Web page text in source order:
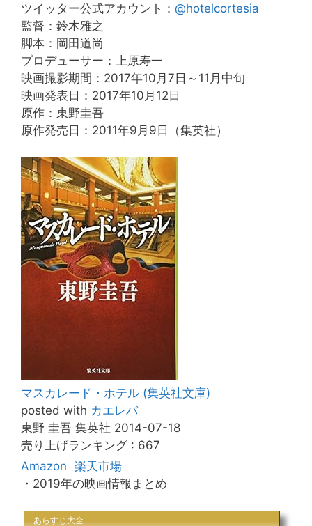
ツイッター公式アカウント： @hotelcortesia
監督：鈴木雅之
脚本：岡田道尚
プロデューサー：上原寿一
映画撮影期間：2017年10月7日～11月中旬
映画発表日：2017年10月12日
原作：東野圭吾
原作発売日：2011年9月9日（集英社）
マスカレード・ホテル (集英社文庫)
posted with カエレバ
東野 圭吾 集英社 2014-07-18
売り上げランキング : 667
Amazon 楽天市場
・2019年の映画情報まとめ
あらすじ大全